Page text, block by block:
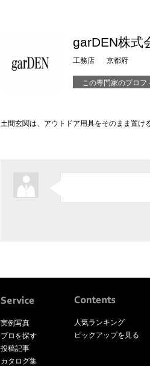
garDEN株式
工務店 京都府
この専門家のプロフ
土間玄関は、アウトドア用具をそのまま置け
実例写真
プロを探す
投稿記事
カタログ集
人気ランキング
ピックアップを見る